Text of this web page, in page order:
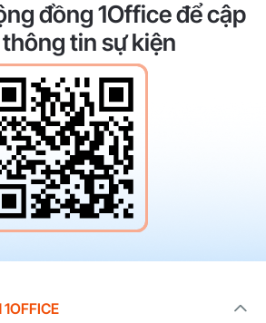
đồng 1Office để cập
tin sự kiện